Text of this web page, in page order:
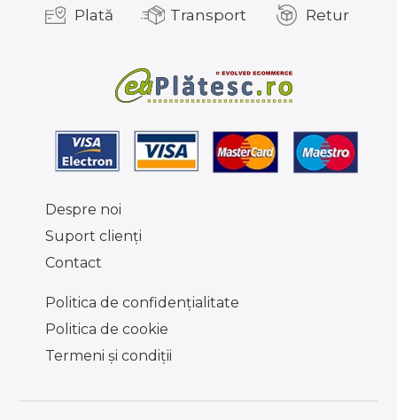
Plată Transport Retur
Despre noi
Suport clienţi
Contact
Politica de confidențialitate
Politica de cookie
Termeni şi condiţii